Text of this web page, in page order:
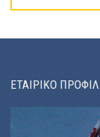
ΕΤΑΙΡΙΚΟ ΠΡΟΦΙΛ